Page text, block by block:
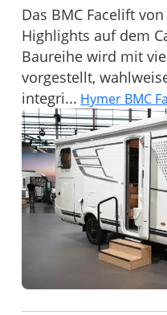
Das BMC Facelift
Highlights auf dem
Baureihe wird mit
vorgestellt,
integri... Hymer BMC